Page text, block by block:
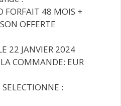
FORFAIT 48 MOIS +
OFFERTE
22 JANVIER 2024
COMMANDE: EUR
: